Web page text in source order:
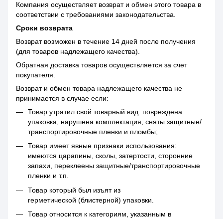
Компания осуществляет возврат и обмен этого товара в
соответствии с требованиями законодательства.
Сроки возврата
Возврат возможен в течение 14 дней после получения
(для товаров надлежащего качества).
Обратная доставка товаров осуществляется за счет
покупателя.
Возврат и обмен товара надлежащего качества не
принимается в случае если:
Товар утратил свой товарный вид: повреждена
упаковка, нарушена комплектация, сняты защитные/
транспортировочные пленки и пломбы;
Товар имеет явные признаки использования:
имеются царапины, сколы, затертости, сторонние
запахи, переклеены защитные/транспортировочные
пленки и т.п.
Товар который был изъят из
герметической (блистерной) упаковки.
Товар относится к категориям, указанным в